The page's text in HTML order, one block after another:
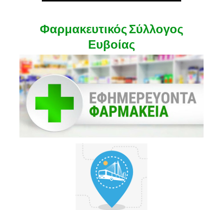
Φαρμακευτικός Σύλλογος
Ευβοίας